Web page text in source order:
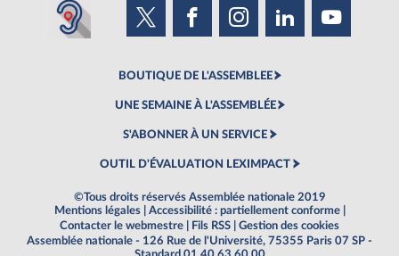
BOUTIQUE DE L'ASSEMBLEE
UNE SEMAINE À L'ASSEMBLÉE
S'ABONNER À UN SERVICE
OUTIL D'ÉVALUATION LEXIMPACT
©Tous droits réservés Assemblée nationale 2019
Mentions légales
Accessibilité : partiellement conforme
Contacter le webmestre
Fils RSS
Gestion des cookies
Assemblée nationale - 126 Rue de l'Université, 75355 Paris 07 SP -